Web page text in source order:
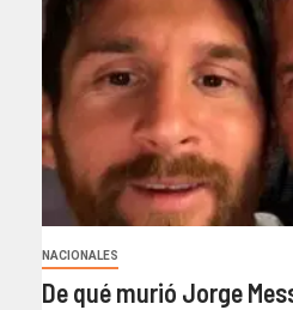
NACIONALES
De qué murió Jorge